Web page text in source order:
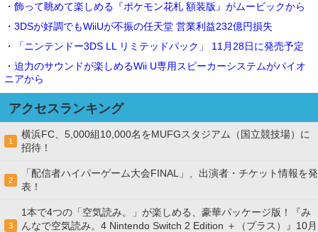
・飾って眺めて楽しめる『ポケモン花札 額装版』がムービックから
・3DSが好調でもWiiUが不振の任天堂 営業利益232億円損失
・「ニンテンドー3DS LL リミテッドパック」 11月28日に発売予定
・迫力のサウンドが楽しめるWii U専用スピーカーシステムがパイオ
ニアから
アクセスランキング
1
横浜FC、5,000組10,000名をMUFGスタジアム（国立競技場）に
招待！
2
「配信者ハイパーゲーム大会FINAL」、出演者・チケット情報を発
表！
3
1本で4つの「空気読み。」が楽しめる、豪華パッケージ版！『み
んなで空気読み。4 Nintendo Switch 2 Edition ＋（プラス）』10月